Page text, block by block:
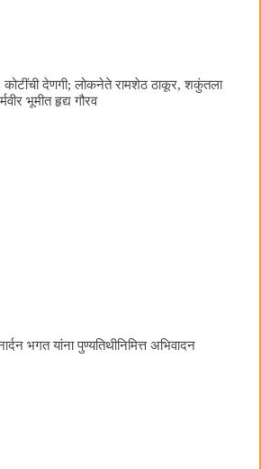
देणगी; लोकनेते रामशेठ ठाकूर, शकुंतला
भूमीत हृद्य गौरव
भगत यांना पुण्यतिथीनिमित्त अभिवादन